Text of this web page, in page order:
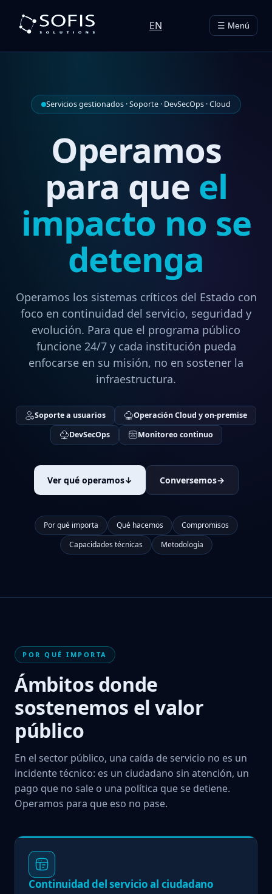
EN ☰ Menú
Servicios gestionados · Soporte · DevSecOps · Cloud
Operamos
para que el
impacto no se
detenga
Operamos los sistemas críticos del Estado con
foco en continuidad del servicio, seguridad y
evolución. Para que el programa público
funcione 24/7 y cada institución pueda
enfocarse en su misión, no en sostener la
infraestructura.
Soporte a usuarios
Operación Cloud y on-premise
DevSecOps
Monitoreo continuo
Ver qué operamos↓ Conversemos→
Por qué importa Qué hacemos
Compromisos
Capacidades técnicas
Metodología
POR QUÉ IMPORTA
Ámbitos donde
sostenemos el valor
público
En el sector público, una caída de servicio no es un
incidente técnico: es un ciudadano sin atención, un
pago que no sale o una política que se detiene.
Operamos para que eso no pase.
Continuidad del servicio al ciudadano